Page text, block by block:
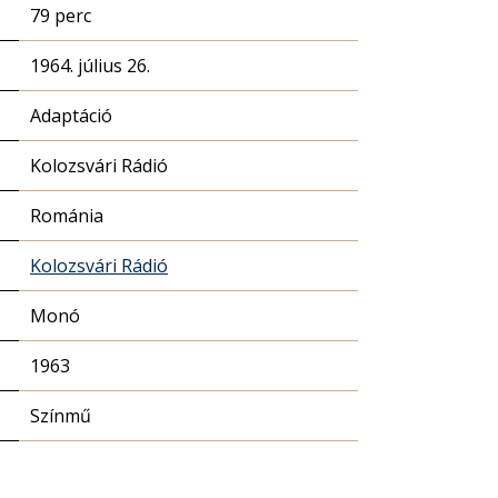
79 perc
1964. július 26.
Adaptáció
Kolozsvári Rádió
Románia
Kolozsvári Rádió
Monó
1963
Színmű